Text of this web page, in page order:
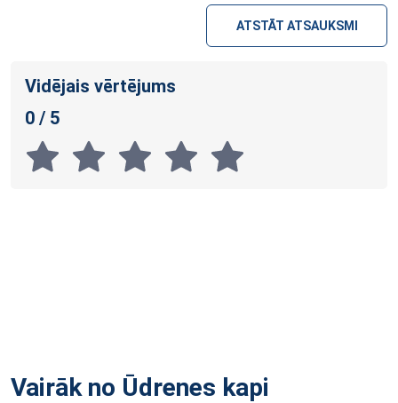
ATSTĀT ATSAUKSMI
Vidējais vērtējums
0 / 5
Vairāk no Ūdrenes kapi